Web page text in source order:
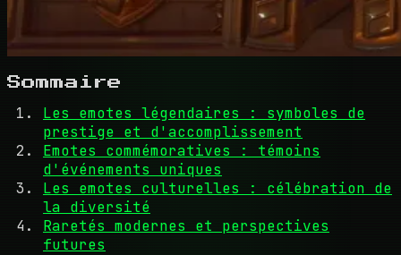
Sommaire
Les emotes légendaires : symboles de
prestige et d'accomplissement
Emotes commémoratives : témoins
d'événements uniques
Les emotes culturelles : célébration de
la diversité
Raretés modernes et perspectives
futures